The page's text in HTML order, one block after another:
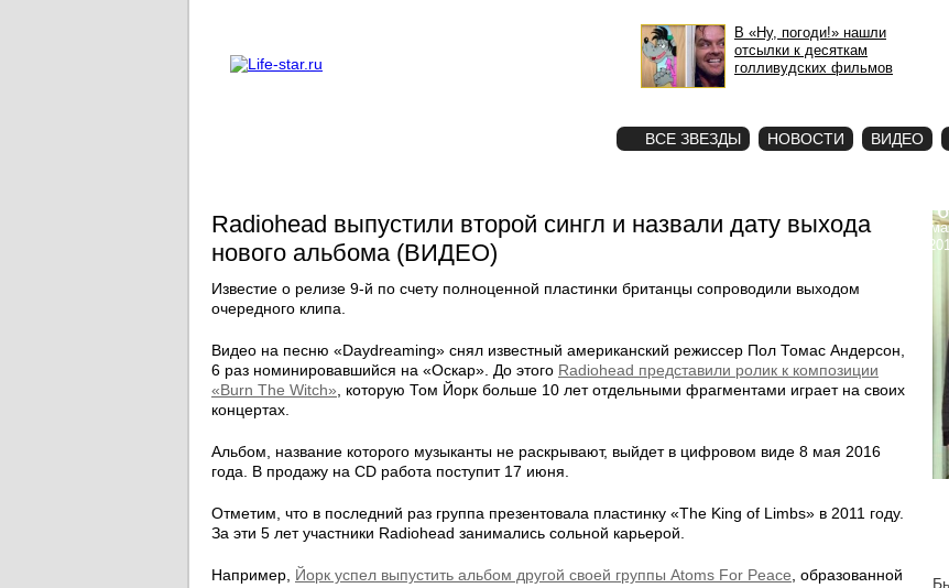
В «Ну, погоди!» нашли
отсылки к десяткам
голливудских фильмов
ВСЕ ЗВЕЗДЫ НОВОСТИ ВИДЕО
Radiohead выпустили второй сингл и назвали дату выхода
нового альбома (ВИДЕО)
Известие о релизе 9-й по счету полноценной пластинки британцы сопроводили выходом
очередного клипа.
Видео на песню «Daydreaming» снял известный американский режиссер Пол Томас Андерсон,
6 раз номинировавшийся на «Оскар». До этого Radiohead представили ролик к композиции
«Burn The Witch» , которую Том Йорк больше 10 лет отдельными фрагментами играет на своих
концертах.
Альбом, название которого музыканты не раскрывают, выйдет в цифровом виде 8 мая 2016
года. В продажу на CD работа поступит 17 июня.
Отметим, что в последний раз группа презентовала пластинку «The King of Limbs» в 2011 году.
За эти 5 лет участники Radiohead занимались сольной карьерой.
Например, Йорк успел выпустить альбом другой своей группы Atoms For Peace , образованной
6